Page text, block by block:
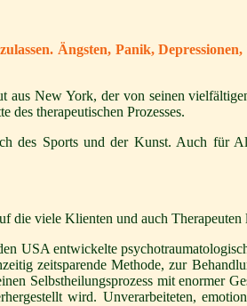
Ängsten, Panik,
New York, der von seinen
therapeutischen Prozesses.
des Sports und der Kunst. Auch für
viele Klienten und auch Therapeuten
USA entwickelte
zeitsparende Methode, zur
Selbstheilungsprozess mit enormer
wird. Unverarbeiteten,